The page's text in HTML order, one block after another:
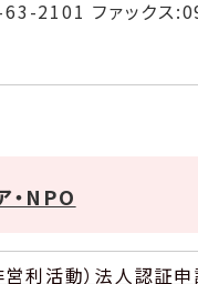
2101 ファックス:
・NPO
営利活動）法人認証